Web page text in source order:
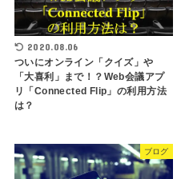
2020.08.06
ついにオンライン「クイズ」や
「大喜利」まで！？Web会議アプ
リ「Connected Flip」の利用方法
は？
ブログ